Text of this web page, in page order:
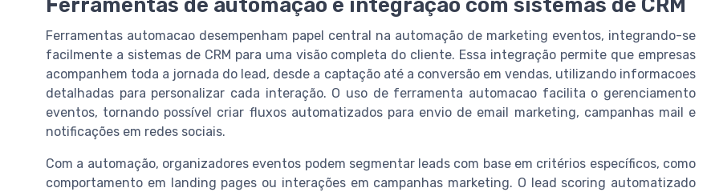
Ferramentas de automação e integração com sistemas de CRM
Ferramentas automacao desempenham papel central na automação de marketing eventos, integrando-se
facilmente a sistemas de CRM para uma visão completa do cliente. Essa integração permite que empresas
acompanhem toda a jornada do lead, desde a captação até a conversão em vendas, utilizando informacoes
detalhadas para personalizar cada interação. O uso de ferramenta automacao facilita o gerenciamento
eventos, tornando possível criar fluxos automatizados para envio de email marketing, campanhas mail e
notificações em redes sociais.
Com a automação, organizadores eventos podem segmentar leads com base em critérios específicos, como
comportamento em landing pages ou interações em campanhas marketing. O lead scoring automatizado